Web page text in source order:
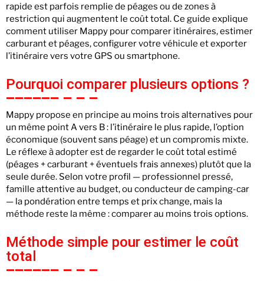
rapide est parfois remplie de péages ou de zones à
restriction qui augmentent le coût total. Ce guide explique
comment utiliser Mappy pour comparer itinéraires, estimer
carburant et péages, configurer votre véhicule et exporter
l’itinéraire vers votre GPS ou smartphone.
Pourquoi comparer plusieurs options ?
Mappy propose en principe au moins trois alternatives pour
un même point A vers B : l’itinéraire le plus rapide, l’option
économique (souvent sans péage) et un compromis mixte.
Le réflexe à adopter est de regarder le coût total estimé
(péages + carburant + éventuels frais annexes) plutôt que la
seule durée. Selon votre profil — professionnel pressé,
famille attentive au budget, ou conducteur de camping-car
— la pondération entre temps et prix change, mais la
méthode reste la même : comparer au moins trois options.
Méthode simple pour estimer le coût
total